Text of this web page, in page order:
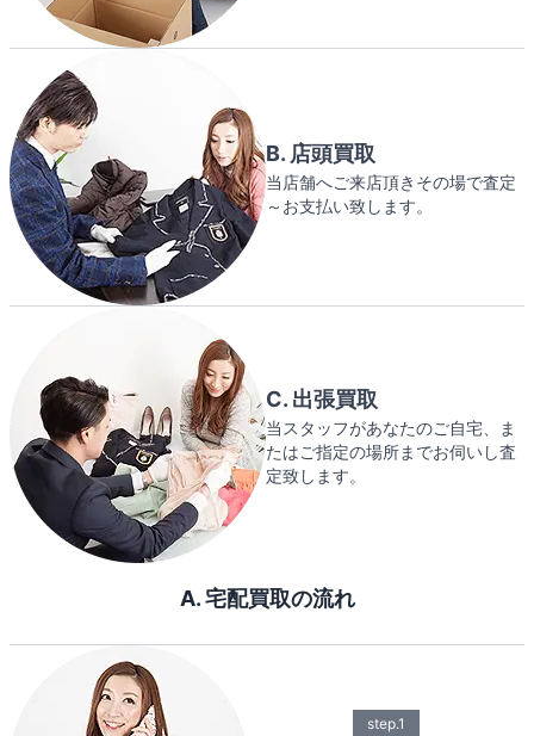
B. 店頭買取
当店舗へご来店頂きその場で査定
～お支払い致します。
C. 出張買取
当スタッフがあなたのご自宅、ま
たはご指定の場所までお伺いし査
定致します。
A. 宅配買取の流れ
step.1